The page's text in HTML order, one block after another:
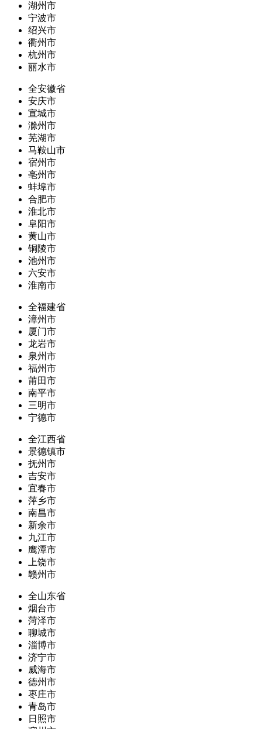
湖州市
宁波市
绍兴市
衢州市
杭州市
丽水市
全安徽省
安庆市
宣城市
滁州市
芜湖市
马鞍山市
宿州市
亳州市
蚌埠市
合肥市
淮北市
阜阳市
黄山市
铜陵市
池州市
六安市
淮南市
全福建省
漳州市
厦门市
龙岩市
泉州市
福州市
莆田市
南平市
三明市
宁德市
全江西省
景德镇市
抚州市
吉安市
宜春市
萍乡市
南昌市
新余市
九江市
鹰潭市
上饶市
赣州市
全山东省
烟台市
菏泽市
聊城市
淄博市
济宁市
威海市
德州市
枣庄市
青岛市
日照市